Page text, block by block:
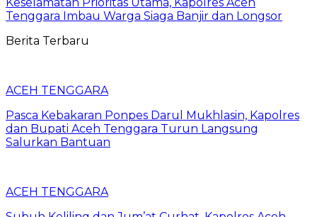
Tenggara Imbau Warga Siaga Banjir dan Longsor
Berita Terbaru
ACEH TENGGARA
Pasca Kebakaran Ponpes Darul Mukhlasin, Kapolres
dan Bupati Aceh Tenggara Turun Langsung
Salurkan Bantuan
ACEH TENGGARA